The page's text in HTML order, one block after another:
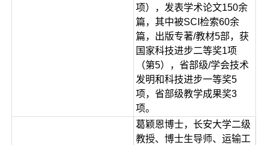
项），发表学术论文150余
篇，其中被SCI检索60余
篇，出版专著/教材5部，获
国家科技进步二等奖1项
（第5），省部级/学会技术
发明和科技进步一等奖5
项，省部级教学成果奖3
项。
葛颖恩博士，长安大学二级
教授、博士生导师、运输工